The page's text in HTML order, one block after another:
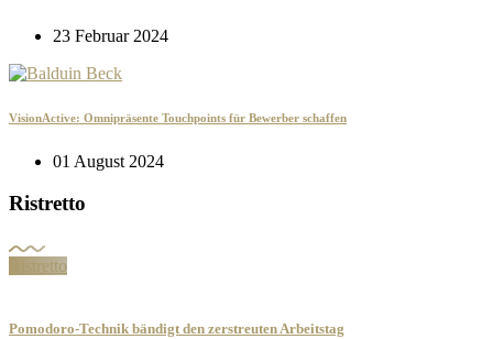
23 Februar 2024
VisionActive: Omnipräsente Touchpoints für Bewerber schaffen
01 August 2024
Ristretto
Ristretto
Pomodoro-Technik bändigt den zerstreuten Arbeitstag